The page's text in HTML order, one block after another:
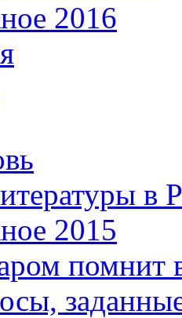
2016
в
2015
помнит